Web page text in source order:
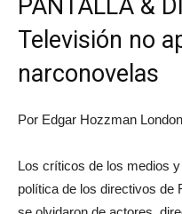
PANTALLA &
Televisión no
narconovelas
Por Edgar Hozzman
Los críticos de los medios
política de los directivos de